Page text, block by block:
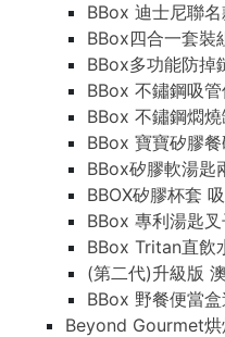
BBox 迪士尼聯名
BBox四合一套裝
BBox多功能防掉
BBox 不鏽鋼吸
BBox 不鏽鋼燜
BBox 寶寶矽膠餐
BBox矽膠軟湯匙
BBOX矽膠杯套
BBox 專利湯匙叉
BBox Tritan直
(第二代)升級版
BBox 野餐便當
Beyond Gourmet烘